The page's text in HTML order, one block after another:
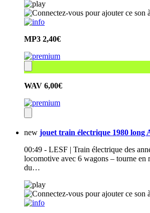
MP3 2,40€
WAV 6,00€
new jouet train électrique 1980 long
00:49 - LESF | Train électrique des
locomotive avec 6 wagons – tourne en
du…